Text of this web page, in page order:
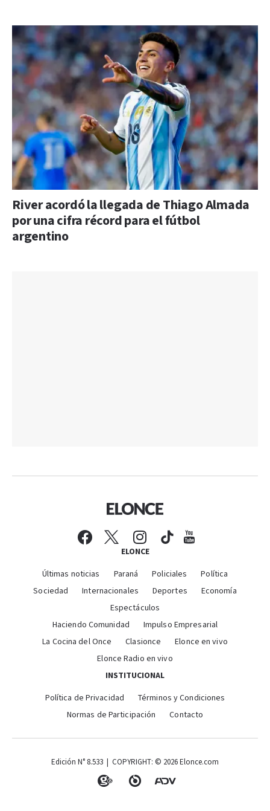
River acordó la llegada de Thiago Almada
por una cifra récord para el fútbol
argentino
ELONCE
Últimas noticias Paraná Policiales
Política
Sociedad
Internacionales Deportes
Economía
Espectáculos
Haciendo Comunidad
Impulso Empresarial
La Cocina del Once
Clasionce
Elonce en vivo
Elonce Radio en vivo
INSTITUCIONAL
Política de Privacidad
Términos y Condiciones
Normas de Participación
Contacto
Edición N° 8.533 | COPYRIGHT: © 2026 Elonce.com